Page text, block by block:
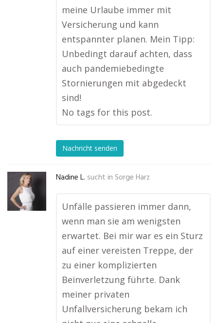
meine Urlaube immer mit
Versicherung und kann
entspannter planen. Mein Tipp:
Unbedingt darauf achten, dass
auch pandemiebedingte
Stornierungen mit abgedeckt
sind!
No tags for this post.
Nachricht senden
Nadine L. sucht in Sorge Harz
Unfälle passieren immer dann,
wenn man sie am wenigsten
erwartet. Bei mir war es ein Sturz
auf einer vereisten Treppe, der
zu einer komplizierten
Beinverletzung führte. Dank
meiner privaten
Unfallversicherung bekam ich